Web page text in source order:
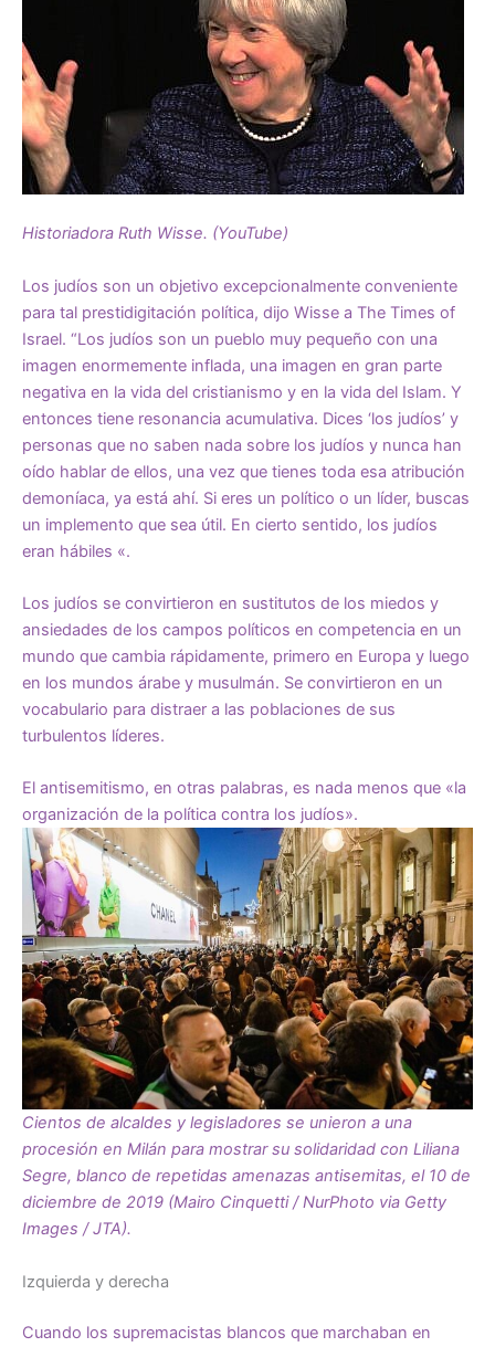
Historiadora Ruth Wisse. (YouTube)
Los judíos son un objetivo excepcionalmente conveniente
para tal prestidigitación política, dijo Wisse a The Times of
Israel. “Los judíos son un pueblo muy pequeño con una
imagen enormemente inflada, una imagen en gran parte
negativa en la vida del cristianismo y en la vida del Islam. Y
entonces tiene resonancia acumulativa. Dices ‘los judíos’ y
personas que no saben nada sobre los judíos y nunca han
oído hablar de ellos, una vez que tienes toda esa atribución
demoníaca, ya está ahí. Si eres un político o un líder, buscas
un implemento que sea útil. En cierto sentido, los judíos
eran hábiles «.
Los judíos se convirtieron en sustitutos de los miedos y
ansiedades de los campos políticos en competencia en un
mundo que cambia rápidamente, primero en Europa y luego
en los mundos árabe y musulmán. Se convirtieron en un
vocabulario para distraer a las poblaciones de sus
turbulentos líderes.
El antisemitismo, en otras palabras, es nada menos que «la
organización de la política contra los judíos».
Cientos de alcaldes y legisladores se unieron a una
procesión en Milán para mostrar su solidaridad con Liliana
Segre, blanco de repetidas amenazas antisemitas, el 10 de
diciembre de 2019 (Mairo Cinquetti / NurPhoto via Getty
Images / JTA).
Izquierda y derecha
Cuando los supremacistas blancos que marchaban en